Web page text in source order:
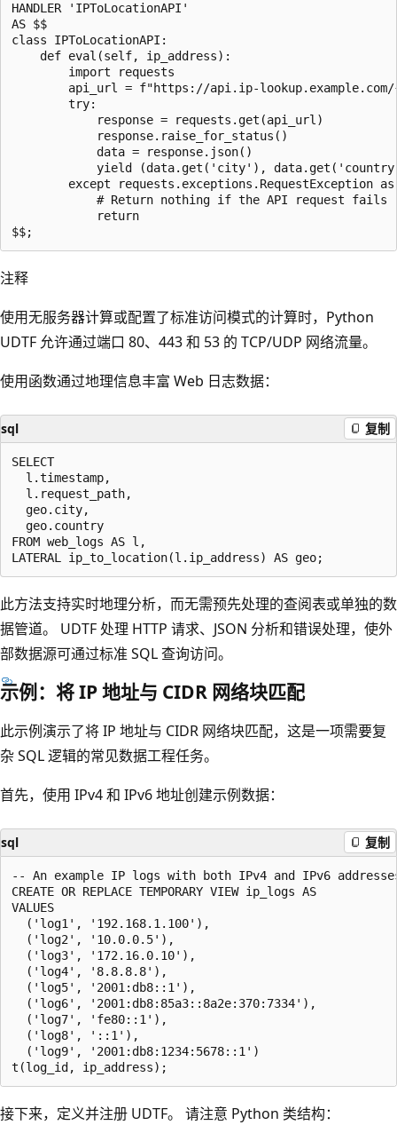
HANDLER 'IPToLocationAPI'
AS $$
class IPToLocationAPI:
    def eval(self, ip_address):
        import requests
api_url = f"https://api.ip-
        try:
            response = requests.get(api_url)
            response.raise_for_status()
            data = response.json()
yield (data.get('city'),
except requests.exceptions.RequestException as
            # Return nothing if the API request fails
            return
注释
使用无服务器计算或配置了标准访问模式的计算时，Python
UDTF 允许通过端口 80、443 和 53 的 TCP/UDP 网络流量。
使用函数通过地理信息丰富 Web 日志数据：
sql 复制
SELECT
  l.timestamp,
  l.request_path,
  geo.city,
  geo.country
FROM web_logs AS l,
此方法支持实时地理分析，而无需预先处理的查阅表或单独的数
据管道。 UDTF 处理 HTTP 请求、JSON 分析和错误处理，使外
部数据源可通过标准 SQL 查询访问。
示例：将 IP 地址与 CIDR 网络块匹配
此示例演示了将 IP 地址与 CIDR 网络块匹配，这是一项需要复
杂 SQL 逻辑的常见数据工程任务。
首先，使用 IPv4 和 IPv6 地址创建示例数据：
sql 复制
-- An example IP logs with both IPv4 and IPv6
CREATE OR REPLACE TEMPORARY VIEW ip_logs AS
VALUES
  ('log1', '192.168.1.100'),
  ('log2', '10.0.0.5'),
  ('log3', '172.16.0.10'),
  ('log4', '8.8.8.8'),
  ('log5', '2001:db8::1'),
  ('log6', '2001:db8:85a3::8a2e:370:7334'),
  ('log7', 'fe80::1'),
  ('log8', '::1'),
  ('log9', '2001:db8:1234:5678::1')
接下来，定义并注册 UDTF。 请注意 Python 类结构：